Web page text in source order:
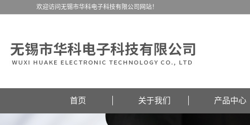
欢迎访问无锡市华科电子科技有限公司网站！
首页 关于我们 产品中心